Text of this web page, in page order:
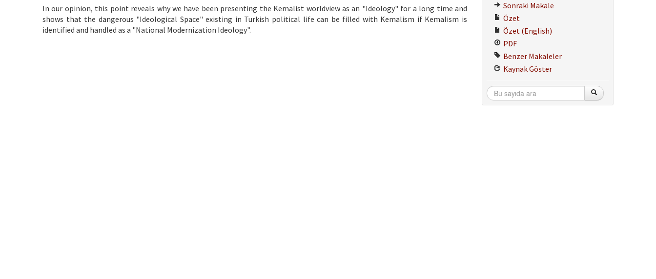
In our opinion, this point reveals why we have been presenting the Kemalist worldview as an "Ideology" for a long time and
shows that the dangerous "Ideological Space" existing in Turkish political life can be filled with Kemalism if Kemalism is
identified and handled as a "National Modernization Ideology".
Sonraki Makale
Özet
Özet (English)
PDF
Benzer Makaleler
Kaynak Göster